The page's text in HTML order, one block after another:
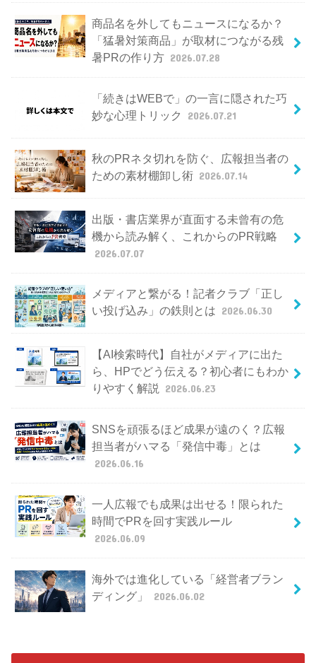
商品名を外してもニュースになるか？
「猛暑対策商品」が取材につながる残
暑PRの作り方 2026.07.28
「続きはWEBで」の一言に隠された巧
妙な心理トリック
2026.07.21
秋のPRネタ切れを防ぐ、広報担当者の
ための素材棚卸し術 2026.07.14
出版・書店業界が直面する未曾有の危
機から読み解く、これからのPR戦略
2026.07.07
メディアと繋がる！記者クラブ「正し
い投げ込み」の鉄則とは 2026.06.30
【AI検索時代】自社がメディアに出た
ら、HPでどう伝える？初心者にもわか
りやすく解説
2026.06.23
SNSを頑張るほど成果が遠のく？広報
担当者がハマる「発信中毒」とは
2026.06.16
一人広報でも成果は出せる！限られた
時間でPRを回す実践ルール
2026.06.09
海外では進化している「経営者ブラン
ディング」
2026.06.02